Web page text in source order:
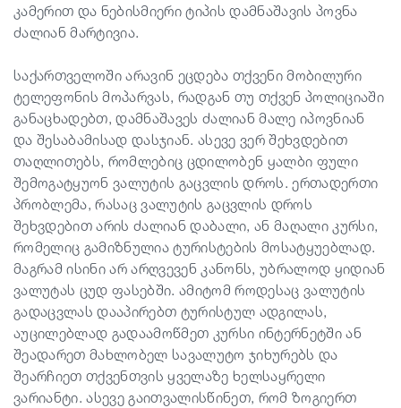
კამერით და ნებისმიერი ტიპის დამნაშავის პოვნა
ძალიან მარტივია.
საქართველოში არავინ ეცდება თქვენი მობილური
ტელეფონის მოპარვას, რადგან თუ თქვენ პოლიციაში
განაცხადებთ, დამნაშავეს ძალიან მალე იპოვნიან
და შესაბამისად დასჯიან. ასევე ვერ შეხვდებით
თაღლითებს, რომლებიც ცდილობენ ყალბი ფული
შემოგატყუონ ვალუტის გაცვლის დროს. ერთადერთი
პრობლემა, რასაც ვალუტის გაცვლის დროს
შეხვდებით არის ძალიან დაბალი, ან მაღალი კურსი,
რომელიც გამიზნულია ტურისტების მოსატყუებლად.
მაგრამ ისინი არ არღვევენ კანონს, უბრალოდ ყიდიან
ვალუტას ცუდ ფასებში. ამიტომ როდესაც ვალუტის
გადაცვლას დააპირებთ ტურისტულ ადგილას,
აუცილებლად გადაამოწმეთ კურსი ინტერნეტში ან
შეადარეთ მახლობელ სავალუტო ჯიხურებს და
შეარჩიეთ თქვენთვის ყველაზე ხელსაყრელი
ვარიანტი. ასევე გაითვალისწინეთ, რომ ზოგიერთ